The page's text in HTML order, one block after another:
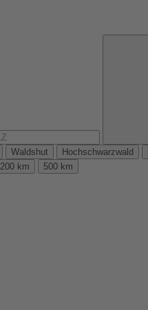
Waldshut Hochschwarzwald
200 km
500 km